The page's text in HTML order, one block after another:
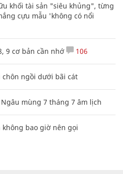
khối tài sản "siêu khủng", từng
cựu mẫu 'không có nổi
9 cơ bản cần nhớ 106
ngồi dưới bãi cát
mùng 7 tháng 7 âm lịch
không bao giờ nên gọi